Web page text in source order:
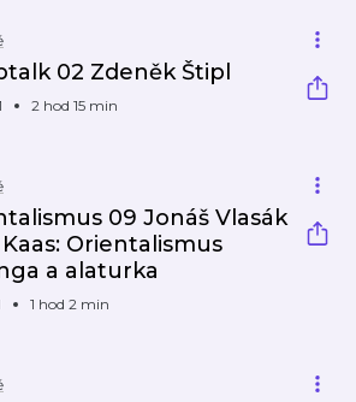
02 Zdeněk Štipl
2 hod 15 min
09 Jonáš Vlasák
Orientalismus
a alaturka
1 hod 2 min